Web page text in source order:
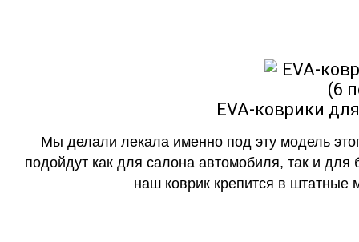
EVA-коврики
Мы делали лекала именно под эту модель
подойдут как для салона автомобиля, так и для
наш коврик крепится в штатные